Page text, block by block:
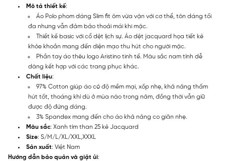
Mô tả thiết kế:
Áo Polo phom dáng Slim fit ôm vừa vặn với cơ thể, tôn dáng tối
đa nhưng vẫn đảm bảo thoải mái khi mặc.
Thiết kế basic với cổ dệt lịch sự. Áo dệt jacquard họa tiết kẻ
khỏe khoắn mang đến diện mạo thu hút cho người mặc.
Phần tay áo thêu logo Aristino tinh tế. Màu sắc nam tính dễ
dàng kết hợp với các trang phục khác.
Chất liệu:
97% Cotton giúp áo có độ mềm mại, xốp nhẹ, khả năng thấm
hút tốt, thoáng khí dù ở mùa nào trong năm, đồng thời vẫn giữ
được độ đứng dáng.
3% Spandex mang đến cho áo khả năng co giãn nhẹ.
Màu sắc: Xanh tím than 25 kẻ Jacquard
Size: S/M/L/XL/XXL,XXXL
Sản xuất: Việt Nam
Hướng dẫn bảo quản và giặt ủi: